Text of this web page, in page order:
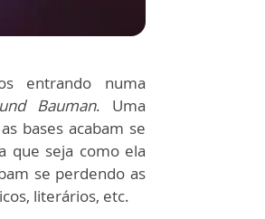
entrando numa
Bauman. Uma
bases acabam se
que seja como ela
se perdendo as
literários, etc.